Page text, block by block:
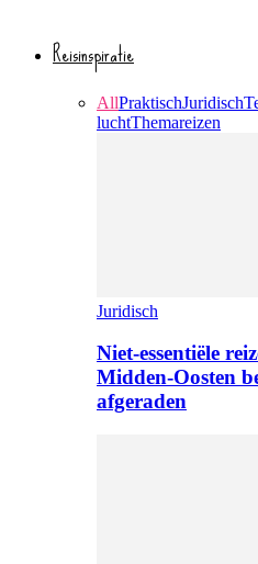
Reisinspiratie
AllPraktischJuridisch
luchtThemareizen
Juridisch
Niet-essentiële
Midden-Oosten
afgeraden